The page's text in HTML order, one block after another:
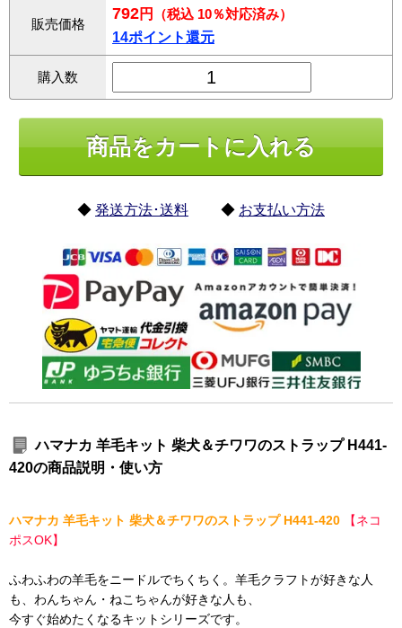
販売価格
792円
（税込 10％対応済み）
14ポイント還元
購入数
◆ 発送方法･送料 ◆ お支払い方法
ハマナカ 羊毛キット 柴犬＆チワワのストラップ H441-
420の商品説明・使い方
ハマナカ 羊毛キット 柴犬＆チワワのストラップ H441-420
【ネコ
ポスOK】
ふわふわの羊毛をニードルでちくちく。羊毛クラフトが好きな人
も、わんちゃん・ねこちゃんが好きな人も、
今すぐ始めたくなるキットシリーズです。